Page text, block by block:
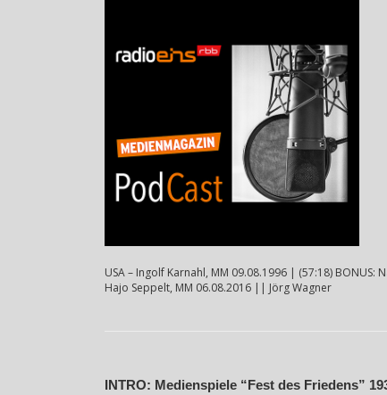
USA – Ingolf Karnahl, MM 09.08.1996 | (57:18)
Hajo Seppelt, MM 06.08.2016 || Jörg Wagner
INTRO: Medienspiele “Fest des Friedens”